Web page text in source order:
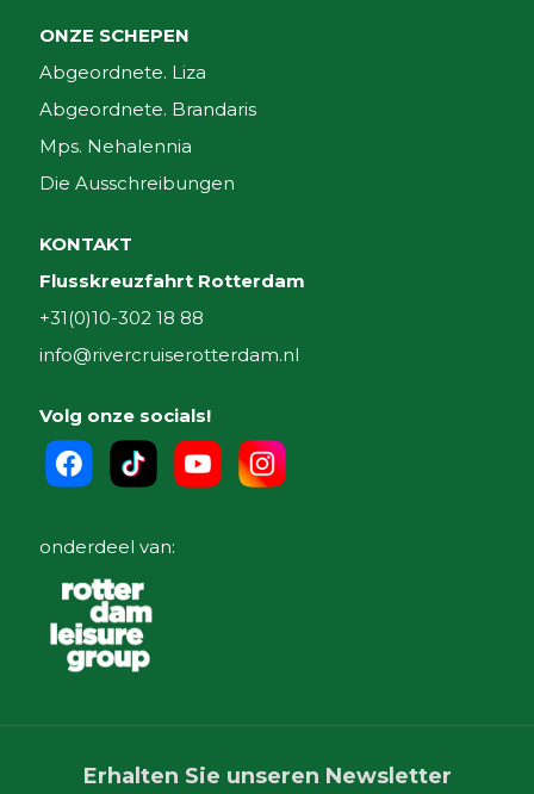
ONZE SCHEPEN
Abgeordnete. Liza
Abgeordnete. Brandaris
Mps. Nehalennia
Die Ausschreibungen
KONTAKT
Flusskreuzfahrt Rotterdam
+31(0)10-302 18 88
info@rivercruiserotterdam.nl
Volg onze socials!
onderdeel van:
Erhalten Sie unseren Newsletter